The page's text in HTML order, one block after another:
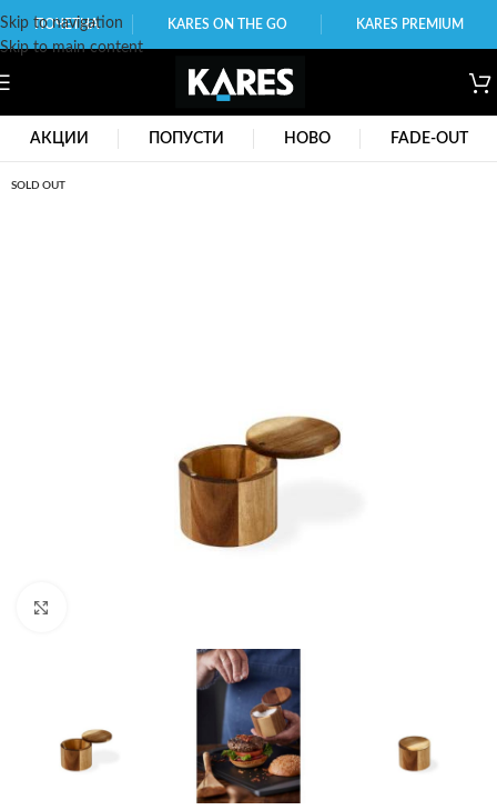
Skip to navigation
Skip to main content
ПОЧЕТНА KARES ON THE GO KARES PREMIUM
АКЦИИ ПОПУСТИ НОВО FADE-OUT
SOLD OUT